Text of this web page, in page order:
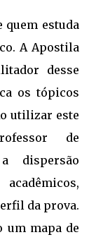
quem estuda
A Apostila
desse
os tópicos
utilizar este
de
dispersão
da prova.
um mapa de